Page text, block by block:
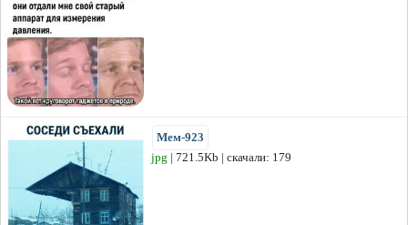
Мем-923
jpg | 721.5Kb | скачали: 179